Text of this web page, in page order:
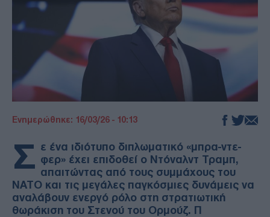
Ενημερώθηκε: 16/03/26 - 10:13
Σ ε ένα ιδιότυπο διπλωματικό «μπρα-ντε-
φερ» έχει επιδοθεί ο Ντόναλντ Τραμπ,
απαιτώντας από τους συμμάχους του
ΝΑΤΟ και τις μεγάλες παγκόσμιες δυνάμεις να
αναλάβουν ενεργό ρόλο στη στρατιωτική
θωράκιση του Στενού του Ορμούζ. Π